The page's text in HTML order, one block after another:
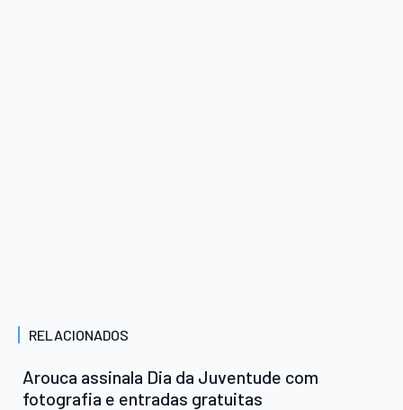
RELACIONADOS
Arouca assinala Dia da Juventude com
fotografia e entradas gratuitas